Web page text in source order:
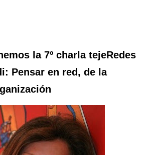
la 7º charla tejeRedes
Pensar en red, de la